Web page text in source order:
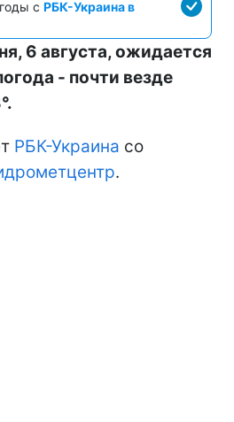
с РБК-Украина в
6 августа, ожидается
- почти везде
РБК-Украина со
.